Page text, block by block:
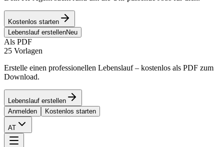
Kostenlos starten
Lebenslauf erstellenNeu
Als PDF
25 Vorlagen
Erstelle einen professionellen Lebenslauf – kostenlos als PDF zum
Download.
Lebenslauf erstellen
Anmelden
Kostenlos starten
AT